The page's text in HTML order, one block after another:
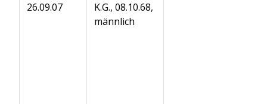
26.09.07
K.G., 08.10.68,
männlich